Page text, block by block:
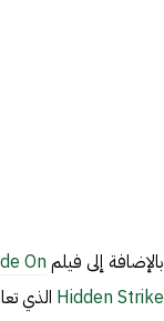
بالإضافة إلى فيلم On
Hidden Strike الذي